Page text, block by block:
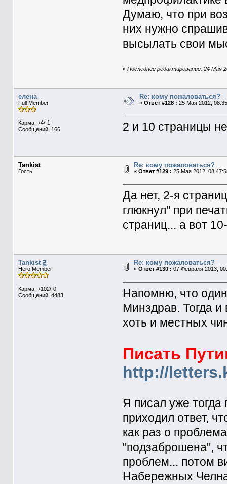
Думаю, что при
них нужно
высылать свои
«Последнее редактирование: 24 Мая
елена
Full Member
Карма: +4/-1
Сообщений: 166
Re: кому пожаловаться?
« Ответ #128 : 25 Мая 2012,
2 и 10 страницы
Tankist
Гость
Re: кому пожаловаться?
« Ответ #129 : 25 Мая 2012,
Да нет, 2-я
глюкнул" при
страниц... а вот
Tankist Ꙃ
Hero Member
Карма: +102/-0
Сообщений: 4483
Re: кому пожаловаться?
« Ответ #130 : 07 Февраля 2013,
Напомню, что
Минздрав. Тогда
хоть и местных
Писать
http://
Я писал уже
приходил ответ,
как раз о
"подзаброшена",
проблем... потом
Набережных